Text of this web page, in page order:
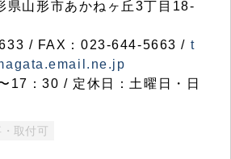
山形市あかねヶ丘3丁目18-
/ FAX：023-644-5663 / t
17：30 / 定休日：土曜日・日
・取付可